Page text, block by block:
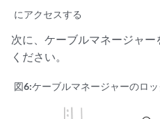
にアクセスする
次に、ケーブルマネージャー
ください。
図6:ケーブルマネージャーのロッ